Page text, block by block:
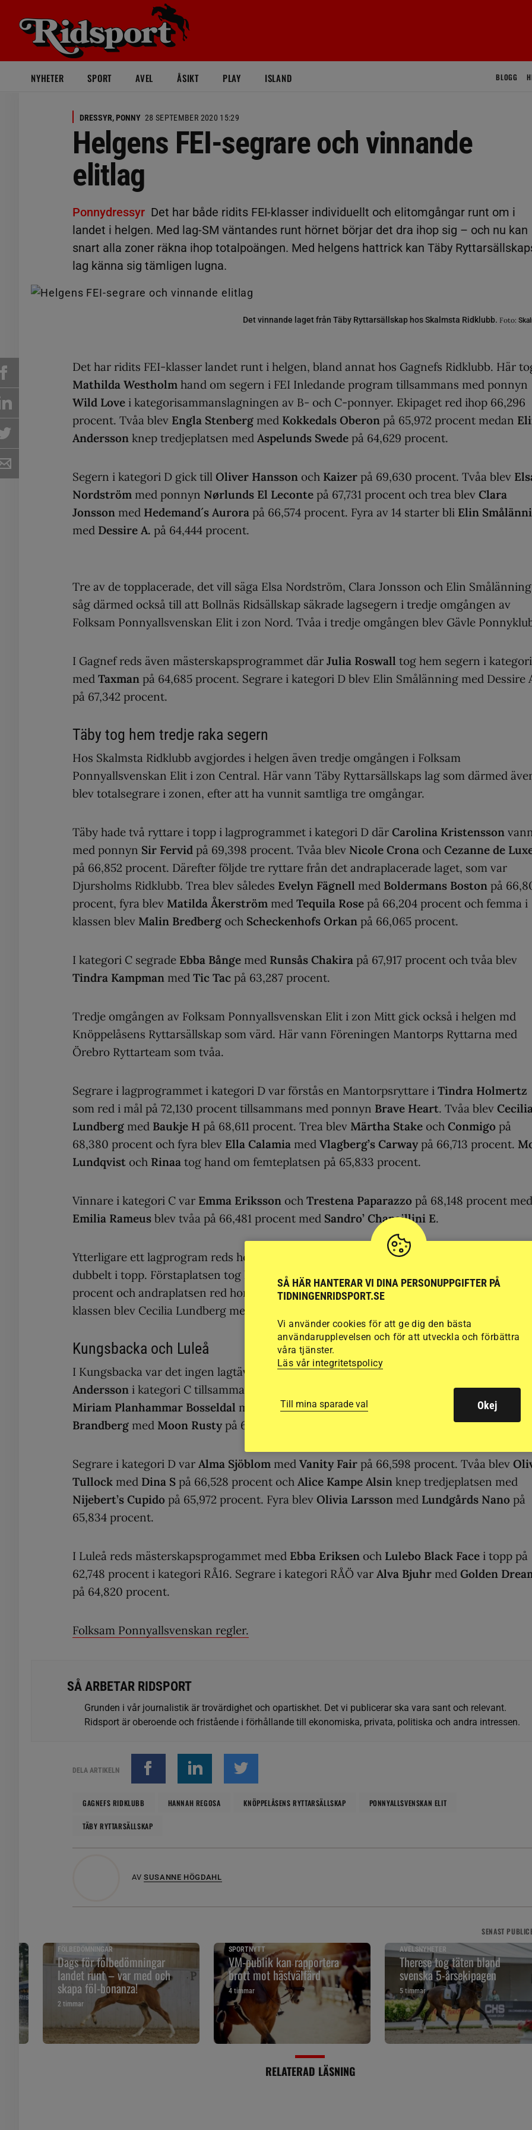
NYHETER SPORT AVEL ÅSIKT PLAY ISLAND BLOGG
DRESSYR, PONNY 28 SEPTEMBER 2020 15:29
Helgens FEI-segrare och vinnande
elitlag
Ponnydressyr Det har både ridits FEI-klasser individuellt och elitomgångar runt om i
landet i helgen. Med lag-SM väntandes runt hörnet börjar det dra ihop sig – och nu kan
snart alla zoner räkna ihop totalpoängen. Med helgens hattrick kan Täby
lag känna sig tämligen lugna.
Det vinnande laget från Täby Ryttarsällskap hos Skalmsta Ridklubb. Foto:
Det har ridits FEI-klasser landet runt i helgen, bland annat hos Gagnefs Ridklubb. Här
Mathilda Westholm hand om segern i FEI Inledande program tillsammans med ponnyn
Wild Love i kategorisammanslagningen av B- och C-ponnyer. Ekipaget red ihop 66,296
procent. Tvåa blev Engla Stenberg med Kokkedals Oberon på 65,972 procent medan
Andersson knep tredjeplatsen med Aspelunds Swede på 64,629 procent.
Segern i kategori D gick till Oliver Hansson och Kaizer på 69,630 procent. Tvåa blev
Nordström med ponnyn Nørlunds El Leconte på 67,731 procent och trea blev Clara
Jonsson med Hedemand´s Aurora på 66,574 procent. Fyra av 14 starter bli Elin
med Dessire A. på 64,444 procent.
Tre av de topplacerade, det vill säga Elsa Nordström, Clara Jonsson och Elin
såg därmed också till att Bollnäs Ridsällskap säkrade lagsegern i tredje omgången av
Folksam Ponnyallsvenskan Elit i zon Nord. Tvåa i tredje omgången blev Gävle
I Gagnef reds även mästerskapsprogrammet där Julia Roswall tog hem segern i
med Taxman på 64,685 procent. Segrare i kategori D blev Elin Smålänning med Dessire
på 67,342 procent.
Täby tog hem tredje raka segern
Hos Skalmsta Ridklubb avgjordes i helgen även tredje omgången i Folksam
Ponnyallsvenskan Elit i zon Central. Här vann Täby Ryttarsällskaps lag som därmed
blev totalsegrare i zonen, efter att ha vunnit samtliga tre omgångar.
Täby hade två ryttare i topp i lagprogrammet i kategori D där Carolina Kristensson vann
med ponnyn Sir Fervid på 69,398 procent. Tvåa blev Nicole Crona och Cezanne de
på 66,852 procent. Därefter följde tre ryttare från det andraplacerade laget, som var
Djursholms Ridklubb. Trea blev således Evelyn Fägnell med Boldermans Boston på
procent, fyra blev Matilda Åkerström med Tequila Rose på 66,204 procent och femma i
klassen blev Malin Bredberg och Scheckenhofs Orkan på 66,065 procent.
I kategori C segrade Ebba Bånge med Runsås Chakira på 67,917 procent och tvåa blev
Tindra Kampman med Tic Tac på 63,287 procent.
Tredje omgången av Folksam Ponnyallsvenskan Elit i zon Mitt gick också i helgen md
Knöppelåsens Ryttarsällskap som värd. Här vann Föreningen Mantorps Ryttarna med
Örebro Ryttarteam som tvåa.
Segrare i lagprogrammet i kategori D var förstås en Mantorpsryttare i Tindra Holmertz
som red i mål på 72,130 procent tillsammans med ponnyn Brave Heart. Tvåa blev Cecilia
Lundberg med Baukje H på 68,611 procent. Trea blev Märtha Stake och Conmigo på
68,380 procent och fyra blev Ella Calamia med Vlagberg’s Carway på 66,713 procent.
Lundqvist och Rinaa tog hand om femteplatsen på 65,833 procent.
Vinnare i kategori C var Emma Eriksson och Trestena Paparazzo på 68,148 procent
Emilia Rameus blev tvåa på 66,481 procent med Sandro’ Chapaillini E.
Ytterligare ett lagprogram reds hos Knöppelåsens Ryttarsällskap, med
dubbelt i topp. Förstaplatsen tog hon med hingsten
på 71,857
procent och andraplatsen red hon hem medRed Rebel Vråpå 69,333 procent. Trea i
klassen blev Cecilia Lundberg med Baukje H på 68,000 procent
Kungsbacka och Luleå
I Kungsbacka var det ingen lagtävling i helgen men väl FEI Inledande och här vann
Andersson i kategori C tillsammans med
på 64,792 procent. Tvåa blev
Miriam Planhammar Bosseldal med Painted Blackpå 63,681 procent och trea blev
Brandberg med Moon Rusty på 61,736 procent.
Segrare i kategori D var Alma Sjöblom med Vanity Fair på 66,598 procent. Tvåa blev
Tullock med Dina S på 66,528 procent och Alice Kampe Alsin knep tredjeplatsen med
Nijebert’s Cupido på 65,972 procent. Fyra blev Olivia Larsson med Lundgårds Nano på
65,834 procent.
I Luleå reds mästerskapsprogammet med Ebba Eriksen och Lulebo Black Face i topp på
62,748 procent i kategori RÅ16. Segrare i kategori RÅÖ var Alva Bjuhr med Golden
på 64,820 procent.
Folksam Ponnyallsvenskan regler.
SÅ ARBETAR RIDSPORT
Grunden i vår journalistik är trovärdighet och opartiskhet. Det vi publicerar ska vara sant och relevant.
Ridsport är oberoende och fristående i förhållande till ekonomiska, privata, politiska och andra intressen.
DELA ARTIKELN
GAGNEFS RIDKLUBB HANNAH REGOSA KNÖPPELÅSENS RYTTARSÄLLSKAP PONNYALLSVENSKAN ELIT
TÄBY RYTTARSÄLLSKAP
AV SUSANNE HÖGDAHL
SENAST
FÖLBEDÖMNINGAR
Dags för fölbedömningar
landet runt – var med och
skapa föl-bonanza!
2 timmar
SPORTNYTT
VM-publik kan rapportera
brott mot hästvälfärd
4 timmar
AVELSNYHETER
Therese tog täten bland
svenska 5-årsekipagen
5 timmar
RELATERAD LÄSNING
SÅ HÄR HANTERAR VI DINA PERSONUPPGIFTER PÅ
TIDNINGENRIDSPORT.SE
Vi använder cookies för att ge dig den bästa
användarupplevelsen och för att utveckla och förbättra
våra tjänster.
Läs vår integritetspolicy
Till mina sparade val Okej